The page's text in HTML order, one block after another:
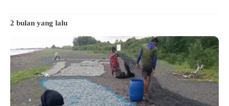
2 bulan yang lalu